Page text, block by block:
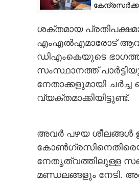
ശക്തമായ
എംഎല്‍എമാരോട്
ഡിഎംകെയുടെ ഭാഗത്ത്
സംസ്ഥാനത്ത്
നേതാക്കളുമായി
വ്യക്തമാക്കിയിട്ടുണ്ട്.
അവര്‍ പഴയ ശീലങ്ങള്‍
നേതൃത്വത്തിലുള്ള
മണ്ഡലങ്ങളും നേടി.